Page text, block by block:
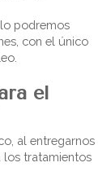
podremos
con el único
el
al entregarnos
los tratamientos